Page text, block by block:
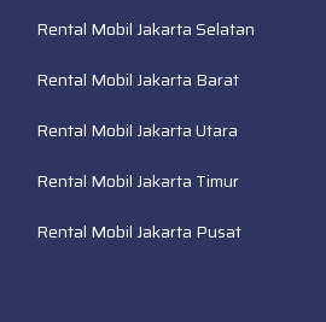
Rental Mobil Jakarta Selatan
Rental Mobil Jakarta Barat
Rental Mobil Jakarta Utara
Rental Mobil Jakarta Timur
Rental Mobil Jakarta Pusat